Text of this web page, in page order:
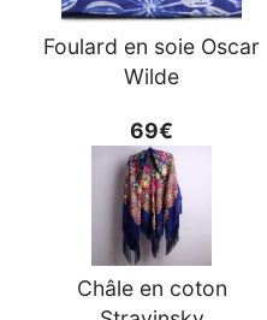
Foulard en soie Oscar
Wilde
69€
Châle en coton